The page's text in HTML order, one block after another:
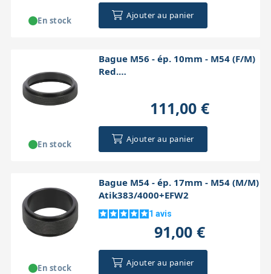
Ajouter au panier
En stock
Bague M56 - ép. 10mm - M54 (F/M)
Red.
111,00 €
Ajouter au panier
En stock
Bague M54 - ép. 17mm - M54 (M/M)
Atik383/4000+EFW2
1 avis
91,00 €
Ajouter au panier
En stock